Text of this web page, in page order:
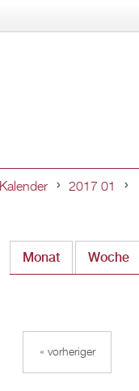
Kalender 2017 01
Monat(aktiver Reiter)
Woche
« vorheriger